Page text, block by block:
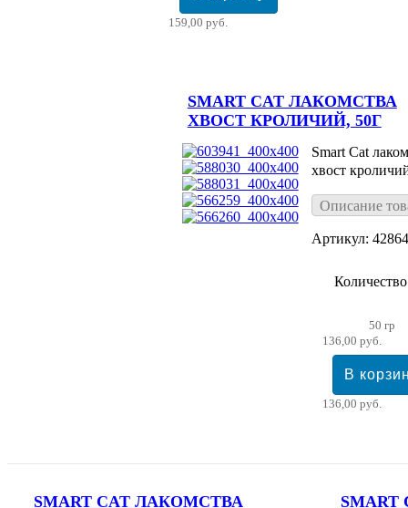
159,00 руб.
SMART CAT ЛАКОМСТВА
ХВОСТ КРОЛИЧИЙ, 50Г
Smart Cat
хвост
Описание
Артикул: 42864
50 гр
136,00 руб.
136,00 руб.
SMART CAT ЛАКОМСТВА